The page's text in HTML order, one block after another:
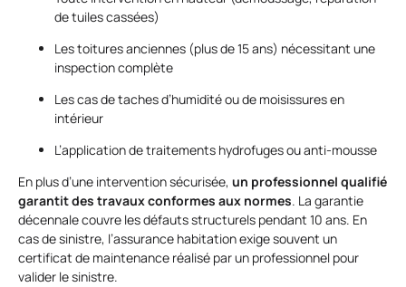
de tuiles cassées)
Les toitures anciennes (plus de 15 ans) nécessitant une
inspection complète
Les cas de taches d’humidité ou de moisissures en
intérieur
L’application de traitements hydrofuges ou anti-mousse
En plus d’une intervention sécurisée, un professionnel qualifié
garantit des travaux conformes aux normes. La garantie
décennale couvre les défauts structurels pendant 10 ans. En
cas de sinistre, l’assurance habitation exige souvent un
certificat de maintenance réalisé par un professionnel pour
valider le sinistre.